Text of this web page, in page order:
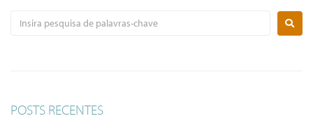
POSTS RECENTES